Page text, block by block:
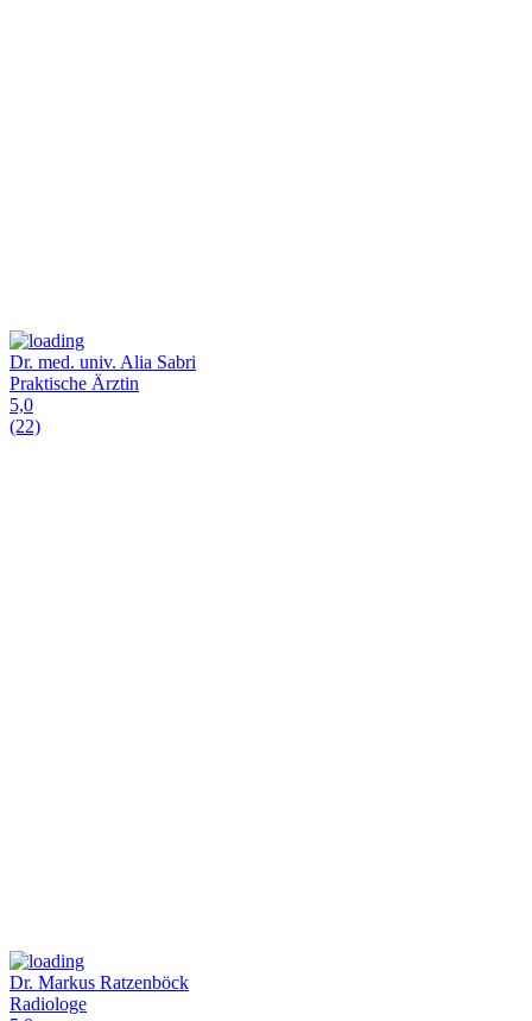
Dr. med. univ. Alia Sabri
Praktische Ärztin
5,0
(22)
Dr. Markus Ratzenböck
Radiologe